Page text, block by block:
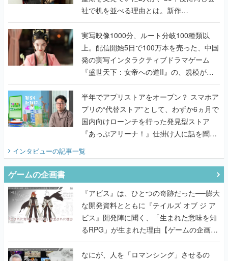
社で机を並べる理由とは。新作
『TATSUJIN EXTREME』で初タッグを組
んだレジェンド2人に訊く開発秘話
実写映像1000分、ルート分岐100種類以
上。配信開始5日で100万本を売った、中国
発の実写インタラクティブドラマゲーム
『盛世天下：女帝への道II』の、規模が違
うこだわりをプロデューサーに聞いた
半年でアプリストアをオープン？ スマホア
プリの“代替ストア”として、わずか6ヵ月で
国内向けローンチを行った発見型ストア
『あっぷアリーナ！』仕掛け人に話を聞い
てみた
インタビューの記事一覧
ゲームの企画書
『アビス』は、ひとつの奇跡だった──膨大
な開発資料とともに『テイルズ オブ ジ ア
ビス』開発陣に聞く、「生まれた意味を知
るRPG」が生まれた理由【ゲームの企画
書】
なにが、人を「ロマンシング」させるの